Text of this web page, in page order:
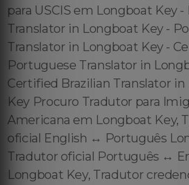
para USCIS em Longboat Key -
Translator in Longboat Key -
Translator in Longboat Key -
Portuguese Translator in
Certified Brazilian Translator
Key Procuro Tradutor para
Americana em Longboat Key,
oficial English ↔️ Português
Tradutor oficial Português ↔️
Longboat Key, Tradutor